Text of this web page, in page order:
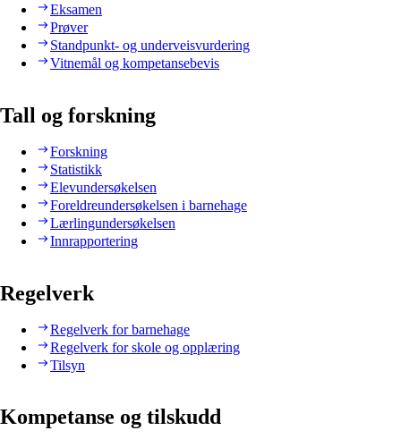
Eksamen
Prøver
Standpunkt- og underveisvurdering
Vitnemål og kompetansebevis
Tall og forskning
Forskning
Statistikk
Elevundersøkelsen
Foreldreundersøkelsen i barnehage
Lærlingundersøkelsen
Innrapportering
Regelverk
Regelverk for barnehage
Regelverk for skole og opplæring
Tilsyn
Kompetanse og tilskudd